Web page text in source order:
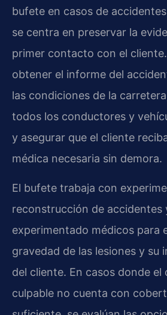
bufete en casos de
se centra en preservar la
primer contacto con el
obtener el informe del
las condiciones de la
todos los conductores y
y asegurar que el cliente
médica necesaria sin demora.
El bufete trabaja con
reconstrucción de accidentes
experimentado médicos para
gravedad de las lesiones y su
del cliente. En casos donde
culpable no cuenta con